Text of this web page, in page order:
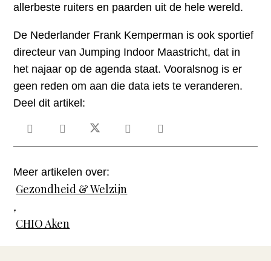
allerbeste ruiters en paarden uit de hele wereld.
De Nederlander Frank Kemperman is ook sportief
directeur van Jumping Indoor Maastricht, dat in
het najaar op de agenda staat. Vooralsnog is er
geen reden om aan die data iets te veranderen.
Deel dit artikel:
Meer artikelen over:
Gezondheid & Welzijn
,
CHIO Aken